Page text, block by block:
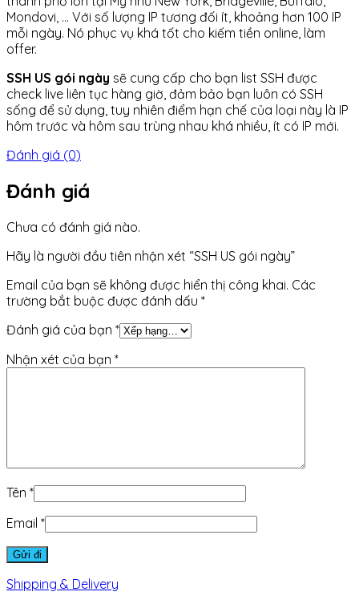
Mondovi, … Với số lượng IP tương đối ít, khoảng hơn 100 IP
mỗi ngày. Nó phục vụ khá tốt cho kiếm tiền online, làm
offer.
SSH US gói ngày sẽ cung cấp cho bạn list SSH được
check live liên tục hàng giờ, đảm bảo bạn luôn có SSH
sống để sử dụng, tuy nhiên điểm hạn chế của loại này là IP
hôm trước và hôm sau trùng nhau khá nhiều, ít có IP mới.
Đánh giá (0)
Đánh giá
Chưa có đánh giá nào.
Hãy là người đầu tiên nhận xét “SSH US gói ngày”
Email của bạn sẽ không được hiển thị công khai. Các
trường bắt buộc được đánh dấu *
Đánh giá của bạn *
Nhận xét của bạn *
Tên *
Email *
Shipping & Delivery